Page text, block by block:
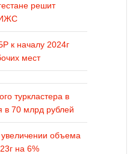
решит
ИЖС
к началу 2024г
мест
туркластера в
в 70 млрд рублей
увеличении объема
на 6%